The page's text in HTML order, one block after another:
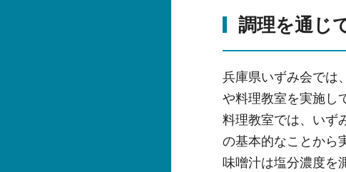
調理を通じ
兵庫県いずみ会では
や料理教室を実施し
料理教室では、いず
の基本的なことから
味噌汁は塩分濃度を